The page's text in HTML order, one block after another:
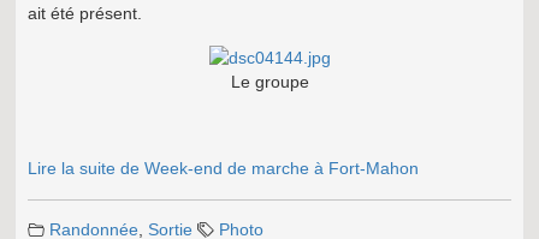
ait été présent.
Le groupe
Lire la suite de Week-end de marche à Fort-Mahon
Randonnée Sortie Photo